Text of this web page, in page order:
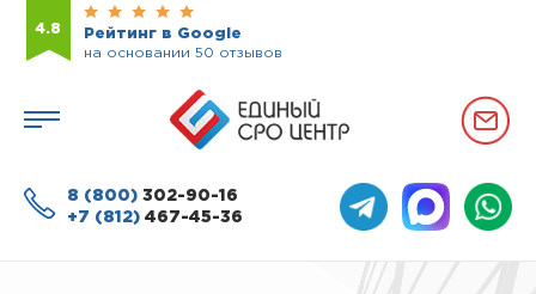
4.8
Рейтинг в Google
на основании 50 отзывов
8 (800) 302-90-16
+7 (812) 467-45-36